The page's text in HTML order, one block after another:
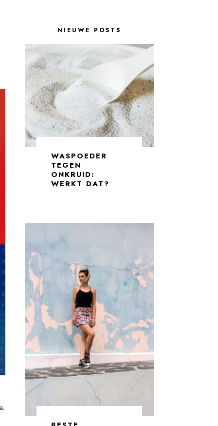
NIEUWE POSTS
WASPOEDER
TEGEN
ONKRUID:
WERKT DAT?